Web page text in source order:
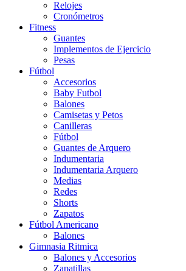
Relojes
Cronómetros
Fitness
Guantes
Implementos de Ejercicio
Pesas
Fútbol
Accesorios
Baby Futbol
Balones
Camisetas y Petos
Canilleras
Fútbol
Guantes de Arquero
Indumentaria
Indumentaria Arquero
Medias
Redes
Shorts
Zapatos
Fútbol Americano
Balones
Gimnasia Ritmica
Balones y Accesorios
Zapatillas